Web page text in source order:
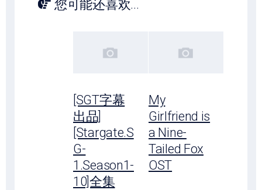
您可能还喜欢...
[SGT字幕
出品]
[Stargate.S
G-
1.Season1-
10]全集
My
Girlfriend is
a Nine-
Tailed Fox
OST